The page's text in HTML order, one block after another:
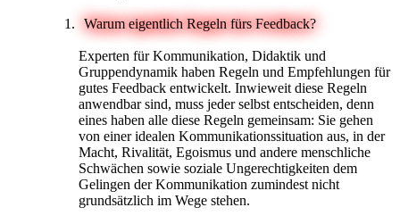
Warum eigentlich Regeln fürs Feedback?
Experten für Kommunikation, Didaktik und
Gruppendynamik haben Regeln und Empfehlungen für
gutes Feedback entwickelt. Inwieweit diese Regeln
anwendbar sind, muss jeder selbst entscheiden, denn
eines haben alle diese Regeln gemeinsam: Sie gehen
von einer idealen Kommunikationssituation aus, in der
Macht, Rivalität, Egoismus und andere menschliche
Schwächen sowie soziale Ungerechtigkeiten dem
Gelingen der Kommunikation zumindest nicht
grundsätzlich im Wege stehen.